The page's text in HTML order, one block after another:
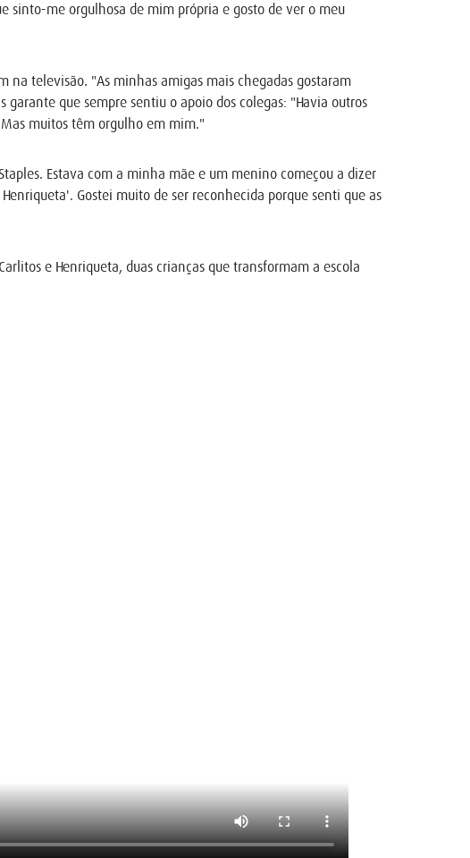
sinto-me orgulhosa de mim própria e gosto de ver o meu
na televisão. "As minhas amigas mais chegadas gostaram
que sempre sentiu o apoio dos colegas: "Havia outros
muitos têm orgulho em mim."
Estava com a minha mãe e um menino começou a dizer
Gostei muito de ser reconhecida porque senti que as
e Henriqueta, duas crianças que transformam a escola